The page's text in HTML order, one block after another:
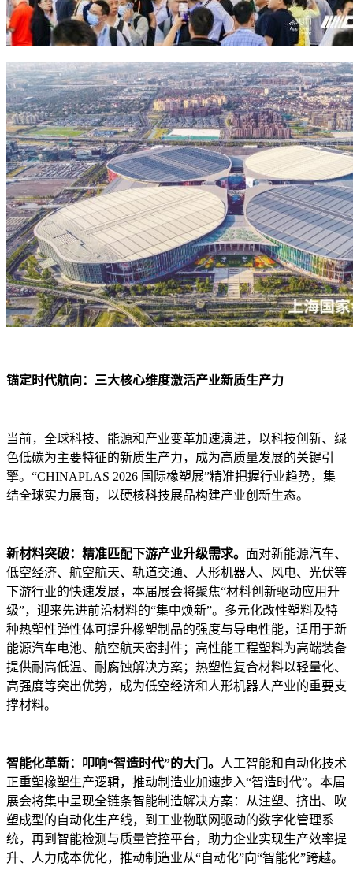
锚定时代航向：三大核心维度激活产业新质生产力
当前，全球科技、能源和产业变革加速演进，以科技创新、绿
色低碳为主要特征的新质生产力，成为高质量发展的关键引
擎。“CHINAPLAS 2026 国际橡塑展”精准把握行业趋势，集
结全球实力展商，以硬核科技展品构建产业创新生态。
新材料突破：精准匹配下游产业升级需求。 面对新能源汽车、
低空经济、航空航天、轨道交通、人形机器人、风电、光伏等
下游行业的快速发展，本届展会将聚焦“材料创新驱动应用升
级”，迎来先进前沿材料的“集中焕新”。多元化改性塑料及特
种热塑性弹性体可提升橡塑制品的强度与导电性能，适用于新
能源汽车电池、航空航天密封件；高性能工程塑料为高端装备
提供耐高低温、耐腐蚀解决方案；热塑性复合材料以轻量化、
高强度等突出优势，成为低空经济和人形机器人产业的重要支
撑材料。
智能化革新：叩响“智造时代”的大门。
人工智能和自动化技术
正重塑橡塑生产逻辑，推动制造业加速步入“智造时代”。本届
展会将集中呈现全链条智能制造解决方案：从注塑、挤出、吹
塑成型的自动化生产线，到工业物联网驱动的数字化管理系
统，再到智能检测与质量管控平台，助力企业实现生产效率提
升、人力成本优化，推动制造业从“自动化”向“智能化”跨越。